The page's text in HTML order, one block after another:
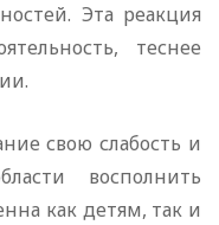
Эта реакция
теснее
свою слабость и
восполнить
как детям, так и